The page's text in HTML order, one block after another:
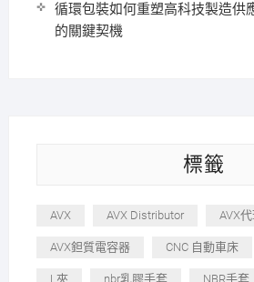
循環包裝如何重塑高科技製造供
的關鍵契機
標籤
AVX AVX Distributor AVX
AVX鉭質電容器 CNC 自動車床
L夾 nbr乳膠手套 NBR手套